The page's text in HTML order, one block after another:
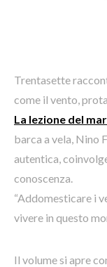
Trentasette
come il vento,
La lezione del
barca a vela, Nino
autentica,
conoscenza.
“Addomesticare i
vivere in questo
Il volume si apre